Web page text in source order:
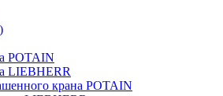
POTAIN
LIEBHERR
крана POTAIN